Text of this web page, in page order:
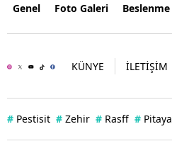
Genel Foto Galeri Beslenme
KÜNYE İLETİŞİM
# Pestisit # Zehir # Rasff # Pitaya